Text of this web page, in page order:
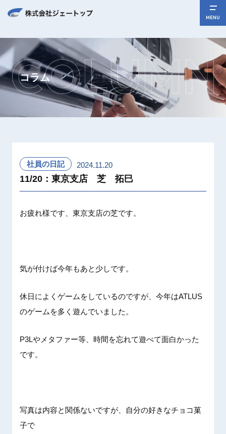
MENU
コラム
社員の日記 2024.11.20
11/20：東京支店 芝 拓巳
お疲れ様です、東京支店の芝です。
気が付けば今年もあと少しです。
休日によくゲームをしているのですが、今年はATLUS
のゲームを多く遊んでいました。
P3Lやメタファー等、時間を忘れて遊べて面白かった
です。
写真は内容と関係ないですが、自分の好きなチョコ菓
子で